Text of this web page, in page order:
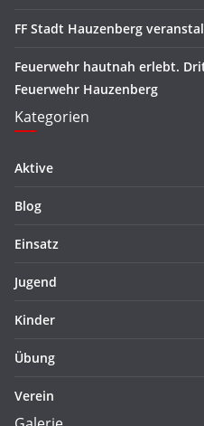
FF Stadt Hauzenberg
Feuerwehr hautnah erlebt.
Feuerwehr Hauzenberg
Kategorien
Aktive
Blog
Einsatz
Jugend
Kinder
Übung
Verein